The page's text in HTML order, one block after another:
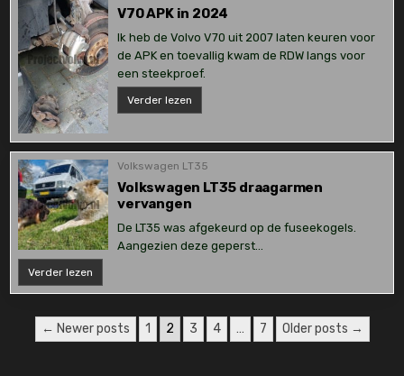
V70 APK in 2024
Ik heb de Volvo V70 uit 2007 laten keuren voor
de APK en toevallig kwam de RDW langs voor
een steekproef.
Verder lezen
APK
Volkswagen LT35
Volkswagen LT35 draagarmen
vervangen
De LT35 was afgekeurd op de fuseekogels.
Aangezien deze geperst…
Verder lezen
LT35
draagarmen
Berichten
← Newer posts 1 2 3 4 … 7 Older posts →